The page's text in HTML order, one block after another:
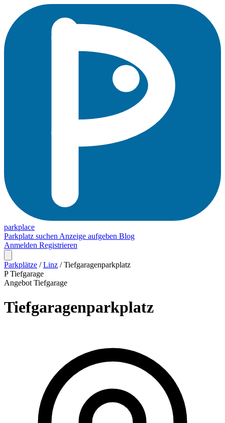
parkplace
Parkplatz suchen Anzeige aufgeben Blog
Anmelden Registrieren
Parkplätze / Linz / Tiefgaragenparkplatz
P Tiefgarage
Angebot Tiefgarage
Tiefgaragenparkplatz